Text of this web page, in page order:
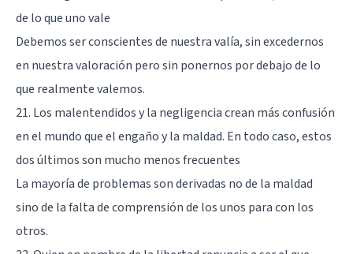
de lo que uno vale
Debemos ser conscientes de nuestra valía, sin excedernos
en nuestra valoración pero sin ponernos por debajo de lo
que realmente valemos.
21. Los malentendidos y la negligencia crean más confusión
en el mundo que el engaño y la maldad. En todo caso, estos
dos últimos son mucho menos frecuentes
La mayoría de problemas son derivadas no de la maldad
sino de la falta de comprensión de los unos para con los
otros.